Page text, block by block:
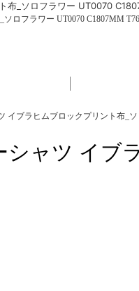
布_ソロフラワー UT0070
ロフラワー UT0070 C1807MM
イブラヒムブロックプリント布_
ャツ イブ